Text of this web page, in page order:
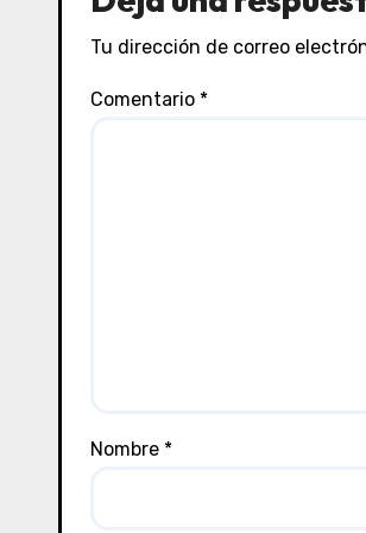
Tu dirección de correo
Comentario *
Nombre *